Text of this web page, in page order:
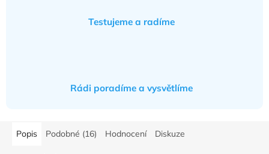
Testujeme a radíme
Rádi poradíme a vysvětlíme
Popis Podobné (16) Hodnocení Diskuze